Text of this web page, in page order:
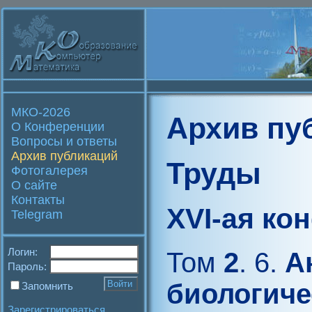
МКО-2026
О Конференции
Вопросы и ответы
Архив публикаций
Фотогалерея
О сайте
Контакты
Telegram
Логин:
Пароль:
Запомнить
Зарегистрироваться
Архив
Труды
XVI-ая
Том 2. 6.